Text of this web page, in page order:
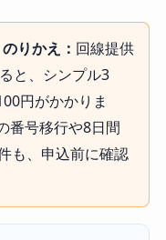
りかえ： 回線提供
と、シンプル3
円がかかりま
番号移行や8日間
も、申込前に確認